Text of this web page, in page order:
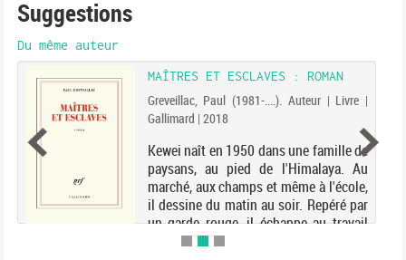
Suggestions
Du même auteur
MAÎTRES ET ESCLAVES : ROMAN
Greveillac, Paul (1981-....). Auteur | Livre |
Gallimard | 2018
Kewei naît en 1950 dans une famille de
paysans, au pied de l'Himalaya. Au
marché, aux champs et même à l'école,
il dessine du matin au soir. Repéré par
un garde rouge, il échappe au travail
agricole et part étudier aux Beaux-Arts